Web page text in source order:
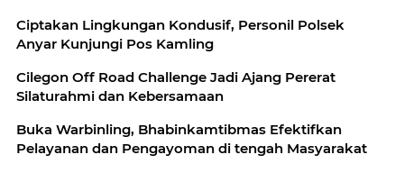
Ciptakan Lingkungan Kondusif, Personil Polsek
Anyar Kunjungi Pos Kamling
Cilegon Off Road Challenge Jadi Ajang Pererat
Silaturahmi dan Kebersamaan
Buka Warbinling, Bhabinkamtibmas Efektifkan
Pelayanan dan Pengayoman di tengah Masyarakat